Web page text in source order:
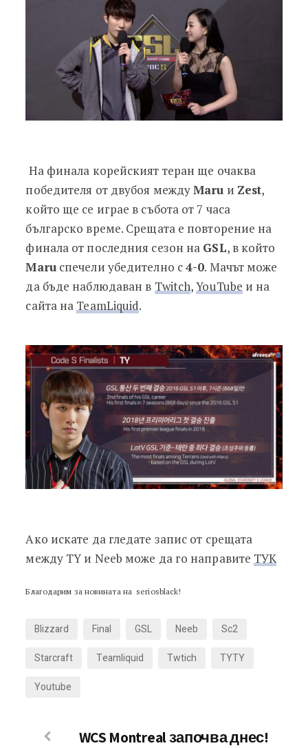
На финала корейският теран ще очаква
победителя от двубоя междуMaru и Zest,
който ще се играе в събота от 7 часа
българско време. Срещата е повторение на
финала от последния сезон на GSL, в който
Maruспечели убедително с4-0. Мачът може
да бъде наблюдаван в Twitch,YouTube и на
сайта на TeamLiquid.
Ако искате да гледате запис от срещата
между TY и Neeb може да го направите ТУК
Благодарим за новината на seriosblack!
Blizzard Final GSL Neeb
Sc2
Starcraft
Teamliquid Twtich
TYTY
Youtube
WCS Montreal започва днес!